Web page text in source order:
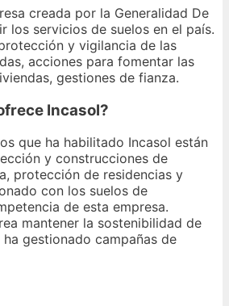
creada por la Generalidad De
los servicios de suelos en el país.
y vigilancia de las
acciones para fomentar las
gestiones de fianza.
Incasol?
que ha habilitado Incasol están
y construcciones de
protección de residencias y
con los suelos de
de esta empresa.
mantener la sostenibilidad de
gestionado campañas de